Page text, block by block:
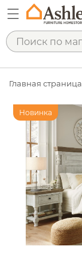
Главная страница
Новинка